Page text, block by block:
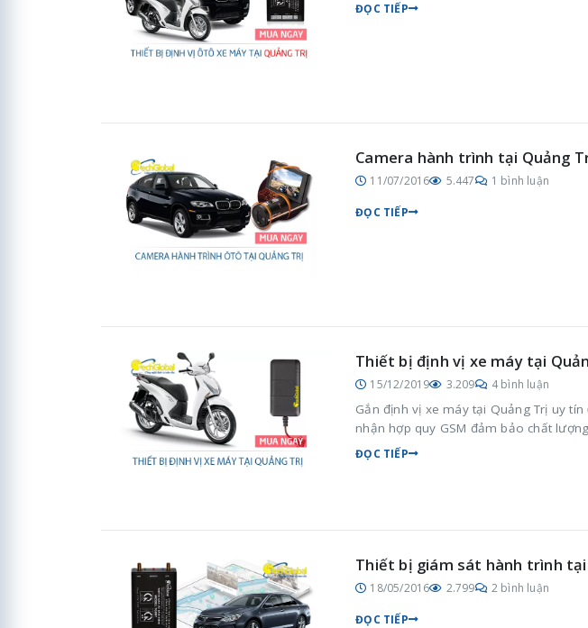
ĐỌC TIẾP
Camera hành trình tại Quảng
11/07/2016 5.447 1 bình luận
ĐỌC TIẾP
Thiết bị định vị xe máy tại
15/12/2019 3.209 4 bình luận
Gắn định vị xe máy tại Quảng Trị uy
nhận hợp quy GSM đảm bảo chất
ĐỌC TIẾP
Thiết bị giám sát hành trình
18/05/2016 2.799 2 bình luận
ĐỌC TIẾP